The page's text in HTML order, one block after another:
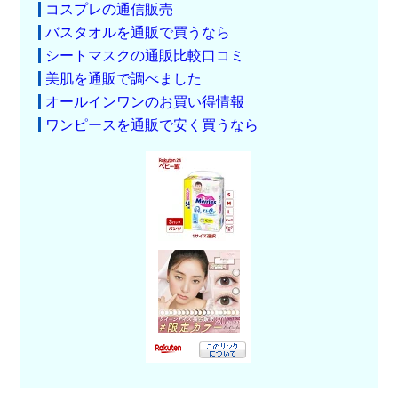
コスプレの通信販売
バスタオルを通販で買うなら
シートマスクの通販比較口コミ
美肌を通販で調べました
オールインワンのお買い得情報
ワンピースを通販で安く買うなら